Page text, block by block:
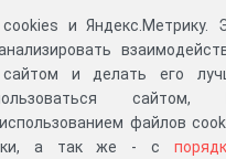
и Яндекс.Метрику.
и делать его
сайтом,
файлов
а так же - с